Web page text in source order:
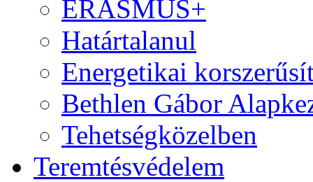
ERASMUS+
Határtalanul
Energetikai
Bethlen Gábor
Tehetségközelben
Teremtésvédelem